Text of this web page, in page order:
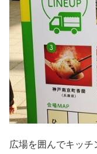
広場を囲んでキッチ